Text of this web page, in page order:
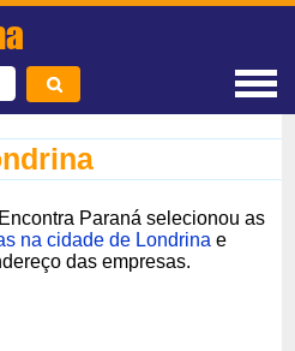
Paraná selecionou as
na cidade de Londrina e
das empresas.